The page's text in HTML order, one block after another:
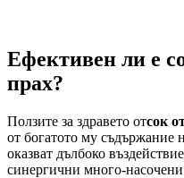
Ефективен ли е
прах?
Ползите за здравето отсок
от богатото му съдържание
оказват дълбоко
синергични много-